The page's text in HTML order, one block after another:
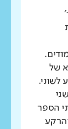
של
לשוני.
הספר